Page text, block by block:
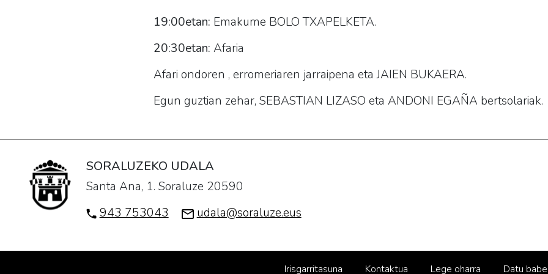
19:00etan: Emakume BOLO TXAPELKETA.
20:30etan: Afaria
Afari ondoren , erromeriaren jarraipena eta JAIEN BUKAERA.
Egun guztian zehar, SEBASTIAN LIZASO eta ANDONI EGAÑA bertsolariak.
SORALUZEKO UDALA
Santa Ana, 1. Soraluze 20590
943 753043
udala@soraluze.eus
Irisgarritasuna Kontaktua Lege oharra Datu